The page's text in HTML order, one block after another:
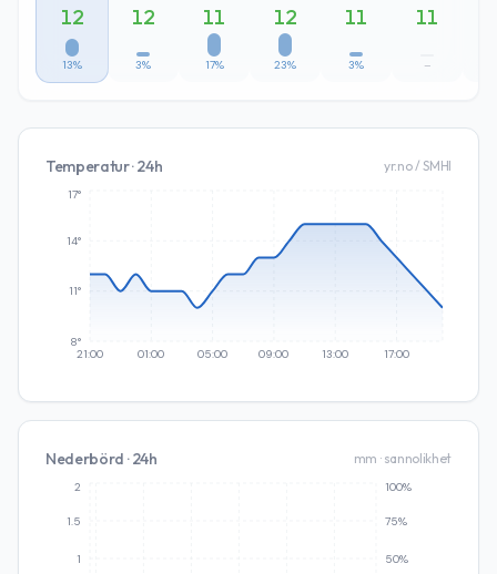
12
13%
12
3%
11
17%
12
23%
11
3%
11
–
Temperatur · 24h yr.no / SMHI
21:00 01:00 05:00 09:00 13:00 17:00
8°
11°
14°
17°
Nederbörd · 24h mm · sannolikhet
1
1.5
2
50%
75%
100%